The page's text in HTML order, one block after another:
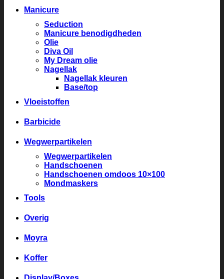
Manicure
Seduction
Manicure benodigdheden
Olie
Diva Oil
My Dream olie
Nagellak
Nagellak kleuren
Base/top
Vloeistoffen
Barbicide
Wegwerpartikelen
Wegwerpartikelen
Handschoenen
Handschoenen omdoos 10×100
Mondmaskers
Tools
Overig
Moyra
Koffer